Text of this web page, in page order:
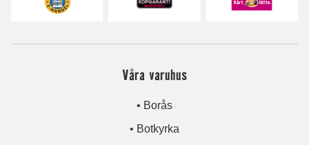
Våra varuhus
• Borås
• Botkyrka